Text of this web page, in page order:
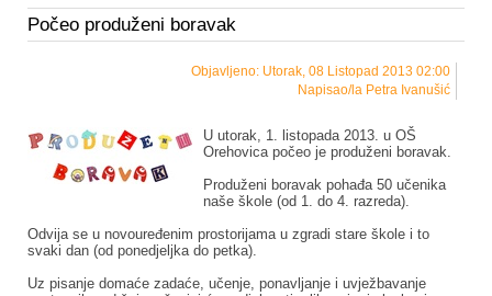
Počeo produženi boravak
Objavljeno: Utorak, 08 Listopad 2013 02:00
Napisao/la Petra Ivanušić
U utorak, 1. listopada 2013. u OŠ
Orehovica počeo je produženi boravak.
Produženi boravak pohađa 50 učenika
naše škole (od 1. do 4. razreda).
Odvija se u novouređenim prostorijama u zgradi stare škole i to
svaki dan (od ponedjeljka do petka).
Uz pisanje domaće zadaće, učenje, ponavljanje i uvježbavanje